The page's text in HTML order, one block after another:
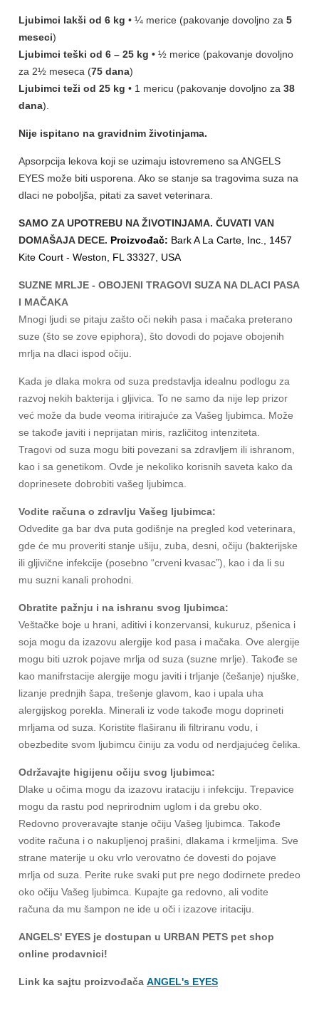
Ljubimci lakši od 6 kg • ¼ merice (pakovanje dovoljno za 5
meseci)
Ljubimci teški od 6 – 25 kg • ½ merice (pakovanje dovoljno
za 2½ meseca (75 dana)
Ljubimci teži od 25 kg • 1 mericu (pakovanje dovoljno za 38
dana).
Nije ispitano na gravidnim životinjama.
Apsorpcija lekova koji se uzimaju istovremeno sa ANGELS
EYES može biti usporena. Ako se stanje sa tragovima suza na
dlaci ne poboljša, pitati za savet veterinara.
SAMO ZA UPOTREBU NA ŽIVOTINJAMA. ČUVATI VAN
DOMAŠAJA DECE. Proizvođač: Bark A La Carte, Inc.
1457
Kite Court - Weston, FL 33327, USA
SUZNE MRLJE - OBOJENI TRAGOVI SUZA NA DLACI PASA
I MAČAKA
Mnogi ljudi se pitaju zašto oči nekih pasa i mačaka preterano
suze (što se zove epiphora), što dovodi do pojave obojenih
mrlja na dlaci ispod očiju.
Kada je dlaka mokra od suza predstavlja idealnu podlogu za
razvoj nekih bakterija i gljivica. To ne samo da nije lep prizor
već može da bude veoma iritirajuće za Vašeg ljubimca.
Može
se takođe javiti i neprijatan miris, različitog intenziteta.
Tragovi od suza mogu biti povezani sa zdravljem ili ishranom,
kao i sa genetikom. Ovde je nekoliko korisnih saveta kako da
doprinesete dobrobiti vašeg ljubimca.
Vodite računa o zdravlju Vašeg ljubimca:
Odvedite ga bar dva puta godišnje na pregled kod veterinara,
gde će mu proveriti stanje ušiju, zuba, desni, očiju (bakterijske
ili gljivične infekcije (posebno “crveni kvasac”), kao i da li su
mu suzni kanali prohodni.
Obratite pažnju i na ishranu svog ljubimca:
Veštačke boje u hrani, aditivi i konzervansi, kukuruz, pšenica i
soja mogu da izazovu alergije kod pasa i mačaka. Ove alergije
mogu biti uzrok pojave mrlja od suza (suzne mrlje). Takođe se
kao manifrstacije alergije mogu javiti i trljanje (češanje) njuške,
lizanje prednjih šapa, trešenje glavom, kao i upala uha
alergijskog porekla. Minerali iz vode takođe mogu doprineti
mrljama od suza. Koristite flaširanu ili filtriranu vodu, i
obezbedite svom ljubimcu činiju za vodu od nerdjajućeg čelika.
Održavajte higijenu očiju svog ljubimca:
Dlake u očima mogu da izazovu irataciju i infekciju. Trepavice
mogu da rastu pod neprirodnim uglom i da grebu oko.
Redovno proveravajte stanje očiju Vašeg ljubimca. Takođe
vodite računa i o nakupljenoj prašini, dlakama i krmeljima. Sve
strane materije u oku vrlo verovatno će dovesti do pojave
mrlja od suza. Perite ruke svaki put pre nego dodirnete predeo
oko očiju Vašeg ljubimca.
Kupajte ga redovno, ali vodite
računa da mu šampon ne ide u oči i izazove iritaciju.
ANGELS' EYES je dostupan u URBAN PETS pet shop
online prodavnici!
Link ka sajtu proizvođača ANGEL's EYES